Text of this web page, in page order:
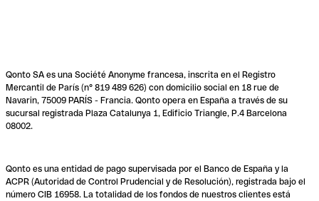
Qonto SA es una Société Anonyme francesa, inscrita en el Registro
Mercantil de París (n° 819 489 626) con domicilio social en 18 rue de
Navarin, 75009 PARÍS - Francia. Qonto opera en España a través de su
sucursal registrada Plaza Catalunya 1, Edificio Triangle, P.4 Barcelona
08002.
Qonto es una entidad de pago supervisada por el Banco de España y la
ACPR (Autoridad de Control Prudencial y de Resolución), registrada bajo el
número CIB 16958. La totalidad de los fondos de nuestros clientes está